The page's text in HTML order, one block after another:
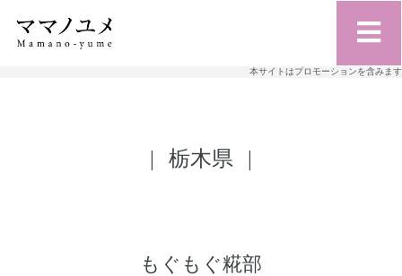
本サイトはプロモーションを含みます
栃木県
もぐもぐ糀部